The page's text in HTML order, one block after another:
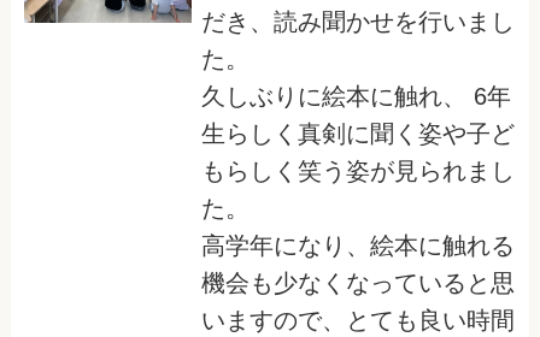
だき、読み聞かせを行いまし
た。
久しぶりに絵本に触れ、 6年
生らしく真剣に聞く姿や子ど
もらしく笑う姿が見られまし
た。
高学年になり、絵本に触れる
機会も少なくなっていると思
いますので、とても良い時間